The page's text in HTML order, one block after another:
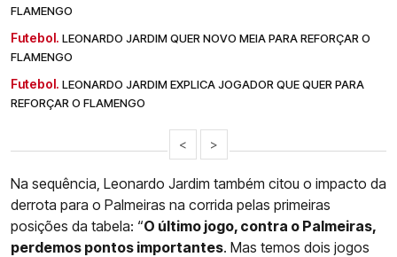
FLAMENGO
Futebol. LEONARDO JARDIM QUER NOVO MEIA PARA REFORÇAR O
FLAMENGO
Futebol. LEONARDO JARDIM EXPLICA JOGADOR QUE QUER PARA
REFORÇAR O FLAMENGO
< >
Na sequência, Leonardo Jardim também citou o impacto da
derrota para o Palmeiras na corrida pelas primeiras
posições da tabela: “O último jogo, contra o Palmeiras,
perdemos pontos importantes. Mas temos dois jogos